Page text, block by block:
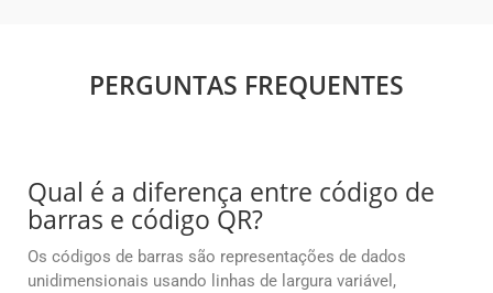
PERGUNTAS FREQUENTES
Qual é a diferença entre código de
barras e código QR?
Os códigos de barras são representações de dados
unidimensionais usando linhas de largura variável,